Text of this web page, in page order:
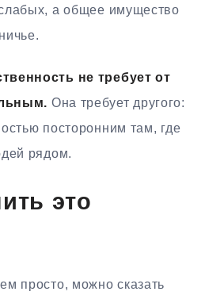
а общее имущество
не требует от
Она требует другого:
посторонним там, где
рядом.
это
просто, можно сказать